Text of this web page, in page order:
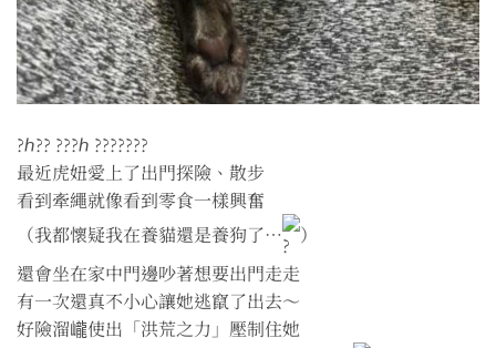
?ℎ?? ???ℎ ???????
最近虎妞愛上了出門探險、散步
看到牽繩就像看到零食一樣興奮
（我都懷疑我在養貓還是養狗了⋯
）
還會坐在家中門邊吵著想要出門走走
有一次還真不小心讓她逃竄了出去～
好險溜巄使出「洪荒之力」壓制住她